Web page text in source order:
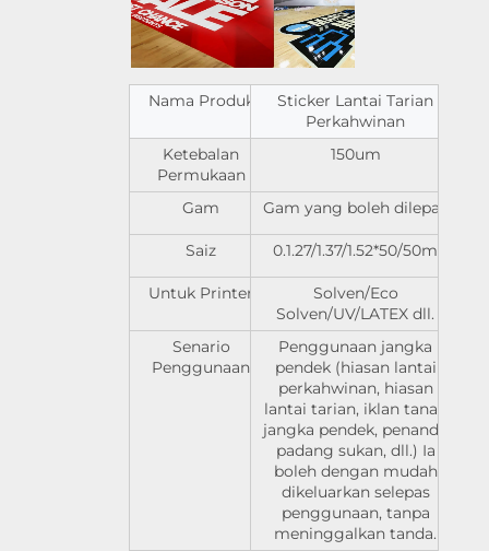
Nama Produk
Sticker Lantai Tarian
Perkahwinan
Ketebalan
Permukaan
150um
Gam Gam yang boleh dilepas
Saiz 0.1.27/1.37/1.52*50/50m
Untuk Printer
Solven/Eco
Solven/UV/LATEX dll.
Senario
Penggunaan
Penggunaan jangka
pendek (hiasan lantai
perkahwinan, hiasan
lantai tarian, iklan tanah
jangka pendek, penanda
padang sukan, dll.) Ia
boleh dengan mudah
dikeluarkan selepas
penggunaan, tanpa
meninggalkan tanda.